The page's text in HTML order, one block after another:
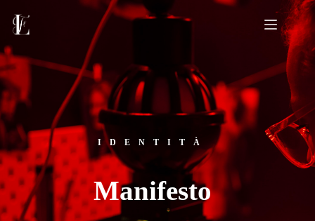
IDENTITÀ
Manifesto